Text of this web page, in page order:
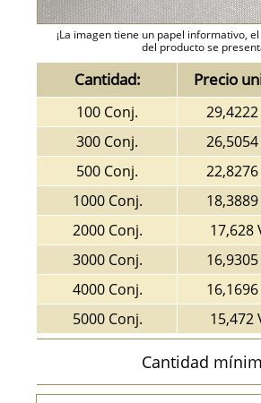
¡La imagen tiene un papel informativo,
del producto se
Cantidad: Precio
100 Conj. 29,4222
300 Conj.
26,5054
500 Conj.
22,8276
1000 Conj.
18,3889
2000 Conj.
17,628
3000 Conj.
16,9305
4000 Conj.
16,1696
5000 Conj.
15,472
Cantidad